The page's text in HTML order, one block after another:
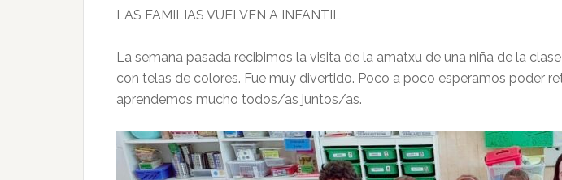
LAS FAMILIAS VUELVEN A INFANTIL
La semana pasada recibimos la visita de la amatxu de una niña de la
con telas de colores. Fue muy divertido. Poco a poco esperamos poder
aprendemos mucho todos/as juntos/as.